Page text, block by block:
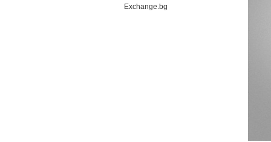
Exchange.bg